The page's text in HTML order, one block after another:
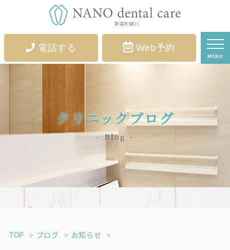
電話する Web予約
MENU
クリニックブログ
Blog
TOP ブログ お知らせ